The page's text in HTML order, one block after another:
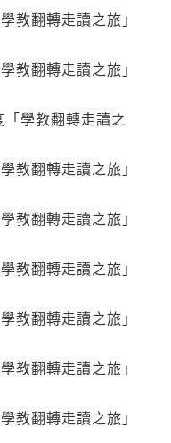
教翻轉走讀之旅」
教翻轉走讀之旅」
「學教翻轉走讀之
教翻轉走讀之旅」
教翻轉走讀之旅」
教翻轉走讀之旅」
教翻轉走讀之旅」
教翻轉走讀之旅」
教翻轉走讀之旅」